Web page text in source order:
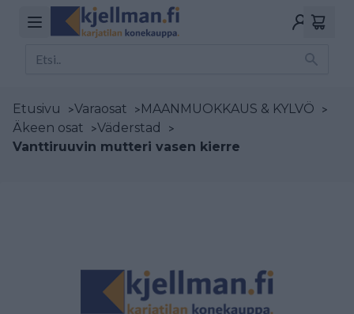
Etusivu >Varaosat >MAANMUOKKAUS & KYLVÖ >
Äkeen osat >Väderstad
>
Vanttiruuvin mutteri vasen kierre